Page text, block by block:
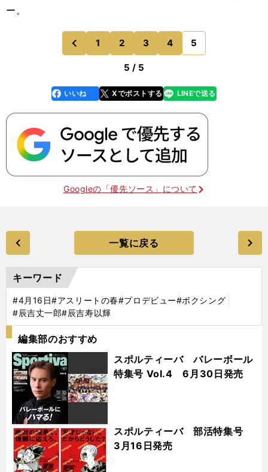
ー。
前
のページへ
1 2 3 4 5
5 / 5
faceboo
k
いいね Xでポストする
line LINEで送る
Googleの「優先ソース」について
一覧に戻る
キーワード
#4月16日#アスリートの春#プロデビュー#ボクシング
#辰吉丈一郎#辰吉寿以輝
編集部のおすすめ
スポルティーバ バレーボール
特集号 Vol.4 6月30日発売
スポルティーバ 部活特集号
3月16日発売